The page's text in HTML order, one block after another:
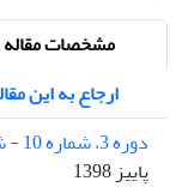
مشخصات مقاله
ارجاع به این
دوره 3، شماره 10 - شماره پیاپی 10
پاییز 1398